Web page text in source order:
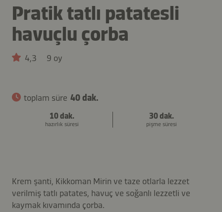
Pratik tatlı patatesli
havuçlu çorba
4,3 9 oy
toplam süre 40 dak.
10 dak.
hazırlık süresi
30 dak.
pişme süresi
Krem şanti, Kikkoman Mirin ve taze otlarla lezzet
verilmiş tatlı patates, havuç ve soğanlı lezzetli ve
kaymak kıvamında çorba.